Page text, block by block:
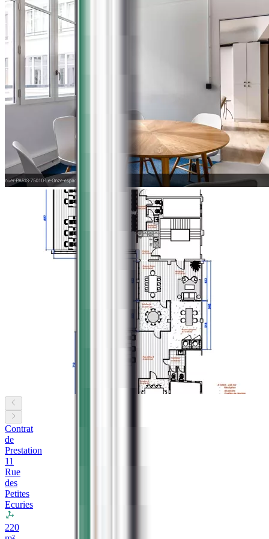
Contrat
de
Prestation
11
Rue
des
Petites
Ecuries
220